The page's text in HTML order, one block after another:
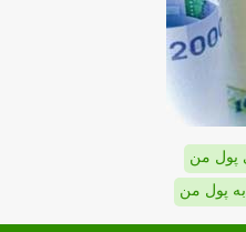
پول من
پول من